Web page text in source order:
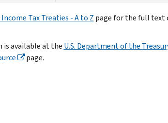
Tax Treaties - A to Z page for the full text
available at the U.S. Department of the
page.